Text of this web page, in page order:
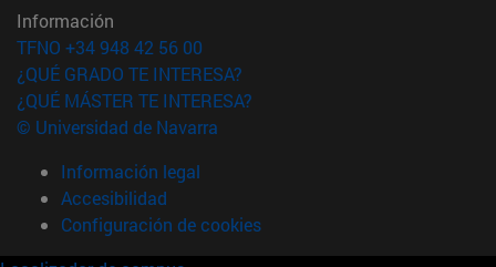
Información
TFNO +34 948 42 56 00
¿QUÉ GRADO TE INTERESA?
¿QUÉ MÁSTER TE INTERESA?
© Universidad de Navarra
Información legal
Accesibilidad
Configuración de cookies